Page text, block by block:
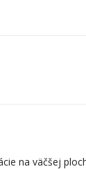
na väčšej